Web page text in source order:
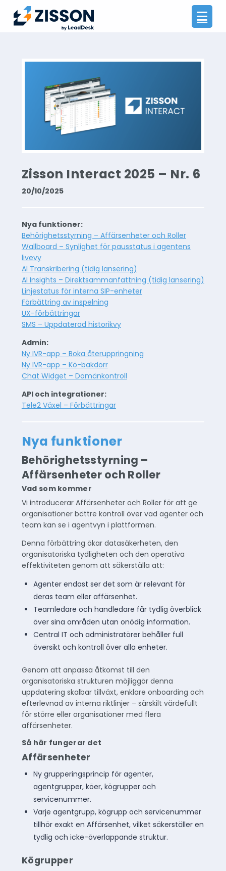
Zisson Interact 2025 – Nr. 6
20/10/2025
Nya funktioner:
Behörighetsstyrning – Affärsenheter och Roller
Wallboard – Synlighet för pausstatus i agentens
livevy
AI Transkribering (tidig lansering)
AI Insights – Direktsammanfattning (tidig lansering)
Linjestatus för interna SIP-enheter
Förbättring av inspelning
UX-förbättringar
SMS – Uppdaterad historikvy
Admin:
Ny IVR-app – Boka återuppringning
Ny IVR-app – Kö-bakdörr
Chat Widget – Domänkontroll
API och integrationer:
Tele2 Växel – Förbättringar
Nya funktioner
Behörighetsstyrning –
Affärsenheter och Roller
Vad som kommer
Vi introducerar Affärsenheter och Roller för att ge
organisationer bättre kontroll över vad agenter och
team kan se i agentvyn i plattformen.
Denna förbättring ökar datasäkerheten, den
organisatoriska tydligheten och den operativa
effektiviteten genom att säkerställa att:
Agenter endast ser det som är relevant för
deras team eller affärsenhet.
Teamledare och handledare får tydlig överblick
över sina områden utan onödig information.
Central IT och administratörer behåller full
översikt och kontroll över alla enheter.
Genom att anpassa åtkomst till den
organisatoriska strukturen möjliggör denna
uppdatering skalbar tillväxt, enklare onboarding och
efterlevnad av interna riktlinjer – särskilt värdefullt
för större eller organisationer med flera
affärsenheter.
Så här fungerar det
Affärsenheter
Ny grupperingsprincip för agenter,
agentgrupper, köer, kögrupper och
servicenummer.
Varje agentgrupp, kögrupp och servicenummer
tillhör exakt en Affärsenhet, vilket säkerställer en
tydlig och icke-överlappande struktur.
Kögrupper